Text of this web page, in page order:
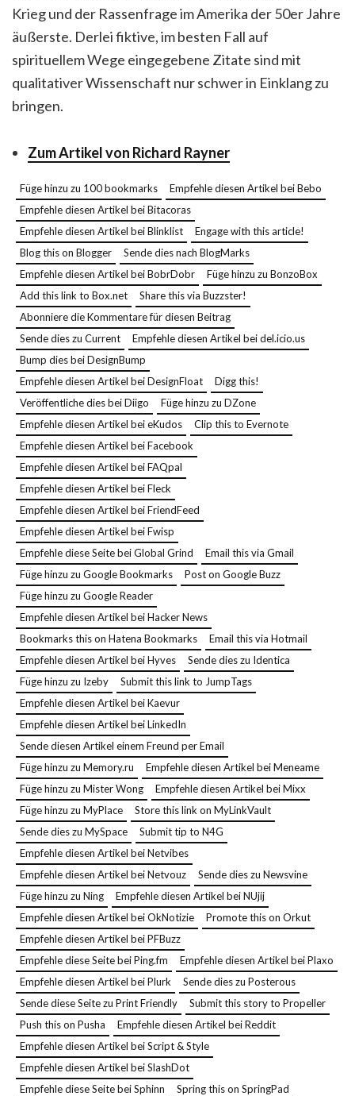
Krieg und der Rassenfrage im Amerika der 50er Jahre
äußerste. Derlei fiktive, im besten Fall auf
spirituellem Wege eingegebene Zitate sind mit
qualitativer Wissenschaft nur schwer in Einklang zu
bringen.
Zum Artikel von Richard Rayner
Füge hinzu zu 100 bookmarks
Empfehle diesen Artikel bei Bebo
Empfehle diesen Artikel bei Bitacoras
Empfehle diesen Artikel bei Blinklist
Engage with this article!
Blog this on Blogger
Sende dies nach BlogMarks
Empfehle diesen Artikel bei BobrDobr
Füge hinzu zu BonzoBox
Add this link to Box.net
Share this via Buzzster!
Abonniere die Kommentare für diesen Beitrag
Sende dies zu Current
Empfehle diesen Artikel bei del.icio.us
Bump dies bei DesignBump
Empfehle diesen Artikel bei DesignFloat
Digg this!
Veröffentliche dies bei Diigo
Füge hinzu zu DZone
Empfehle diesen Artikel bei eKudos
Clip this to Evernote
Empfehle diesen Artikel bei Facebook
Empfehle diesen Artikel bei FAQpal
Empfehle diesen Artikel bei Fleck
Empfehle diesen Artikel bei FriendFeed
Empfehle diesen Artikel bei Fwisp
Empfehle diese Seite bei Global Grind
Email this via Gmail
Füge hinzu zu Google Bookmarks
Post on Google Buzz
Füge hinzu zu Google Reader
Empfehle diesen Artikel bei Hacker News
Bookmarks this on Hatena Bookmarks
Email this via Hotmail
Empfehle diesen Artikel bei Hyves
Sende dies zu Identica
Füge hinzu zu Izeby
Submit this link to JumpTags
Empfehle diesen Artikel bei Kaevur
Empfehle diesen Artikel bei LinkedIn
Sende diesen Artikel einem Freund per Email
Füge hinzu zu Memory.ru
Empfehle diesen Artikel bei Meneame
Füge hinzu zu Mister Wong
Empfehle diesen Artikel bei Mixx
Füge hinzu zu MyPlace
Store this link on MyLinkVault
Sende dies zu MySpace
Submit tip to N4G
Empfehle diesen Artikel bei Netvibes
Empfehle diesen Artikel bei Netvouz
Sende dies zu Newsvine
Füge hinzu zu Ning
Empfehle diesen Artikel bei NUjij
Empfehle diesen Artikel bei OkNotizie
Promote this on Orkut
Empfehle diesen Artikel bei PFBuzz
Empfehle diese Seite bei Ping.fm
Empfehle diesen Artikel bei Plaxo
Empfehle diesen Artikel bei Plurk
Sende dies zu Posterous
Sende diese Seite zu Print Friendly
Submit this story to Propeller
Push this on Pusha
Empfehle diesen Artikel bei Reddit
Empfehle diesen Artikel bei Script & Style
Empfehle diesen Artikel bei SlashDot
Empfehle diese Seite bei Sphinn
Spring this on SpringPad